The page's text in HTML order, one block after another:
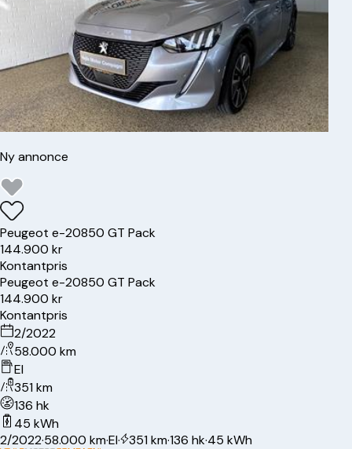
Ny annonce
Peugeot e-20850 GT Pack
144.900 kr
Kontantpris
Peugeot e-20850 GT Pack
144.900 kr
Kontantpris
2/2022
58.000 km
El
351 km
136 hk
45 kWh
2/2022·58.000 km·El· 351 km·136 hk·45 kWh